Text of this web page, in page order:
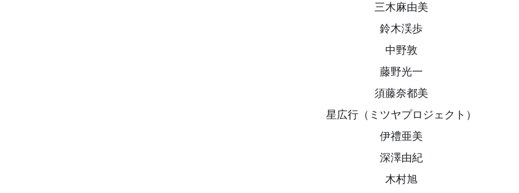
三木麻由美
鈴木渓歩
中野敦
藤野光一
須藤奈都美
星広行（ミツヤプロジェクト）
伊禮亜美
深澤由紀
木村旭